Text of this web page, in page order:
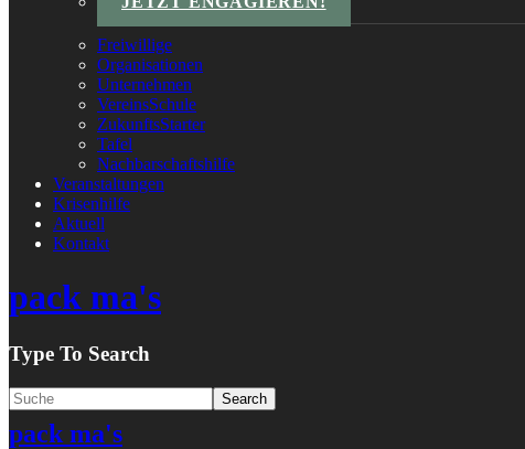
Freiwillige
Organisationen
Unternehmen
VereinsSchule
ZukunftsStarter
Tafel
Nachbarschaftshilfe
Veranstaltungen
Krisenhilfe
Aktuell
Kontakt
pack ma's
Type To Search
pack ma's